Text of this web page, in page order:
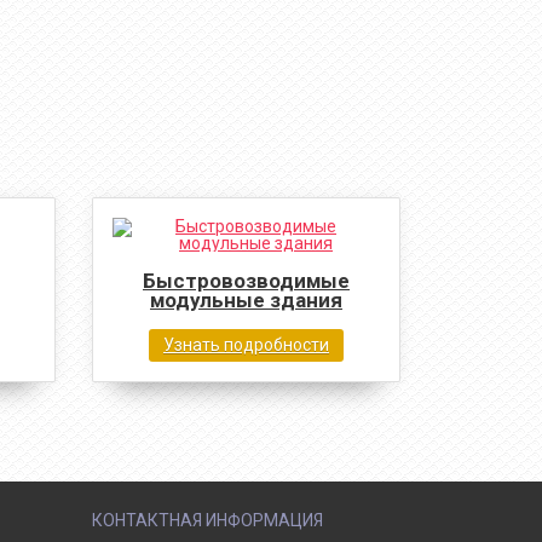
Быстровозводимые
модульные здания
Узнать подробности
КОНТАКТНАЯ ИНФОРМАЦИЯ